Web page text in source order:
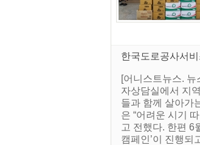
한국도로공사서
[어니스트뉴스.
자상담실에서 지
들과 함께 살아가
은 “어려운 시기
고 전했다. 한편 6
캠페인’이 진행되